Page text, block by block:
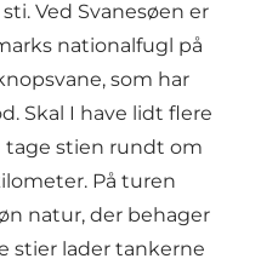
Ved Svanesøen er
nationalfugl på
som har
Skal I have lidt flere
tage stien rundt om
På turen
natur, der behager
stier lader tankerne